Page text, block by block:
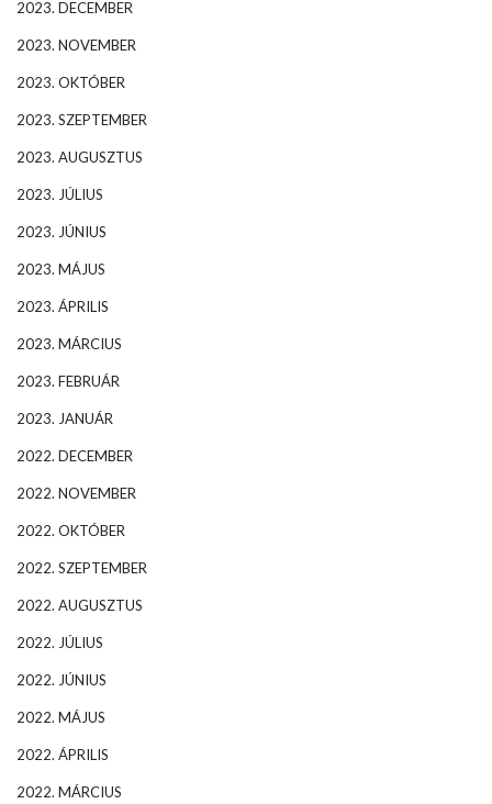
2023. DECEMBER
2023. NOVEMBER
2023. OKTÓBER
2023. SZEPTEMBER
2023. AUGUSZTUS
2023. JÚLIUS
2023. JÚNIUS
2023. MÁJUS
2023. ÁPRILIS
2023. MÁRCIUS
2023. FEBRUÁR
2023. JANUÁR
2022. DECEMBER
2022. NOVEMBER
2022. OKTÓBER
2022. SZEPTEMBER
2022. AUGUSZTUS
2022. JÚLIUS
2022. JÚNIUS
2022. MÁJUS
2022. ÁPRILIS
2022. MÁRCIUS